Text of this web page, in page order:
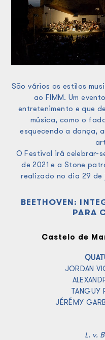
São vários os estilos
ao FIMM. Um
entretenimento e que
música, como o
esquecendo a dança,
O Festival irá celebrar-
de 2021 e a Stone
realizado no dia 29 de
BEETHOVEN:
PARA
Castelo de
JORDAN
TANGUY
JÉRÉMY
L. v.